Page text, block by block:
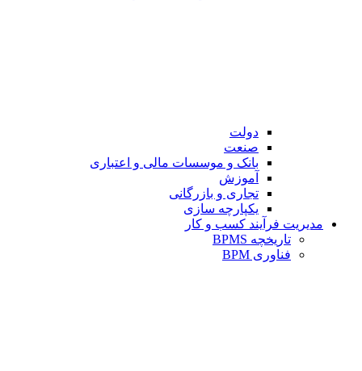
دولت
صنعت
بانک و موسسات مالی و اعتباری
آموزش
تجاری و بازرگانی
یکپارچه سازی
مدیریت فرآیند کسب و کار
تاریخچه BPMS
فناوری BPM